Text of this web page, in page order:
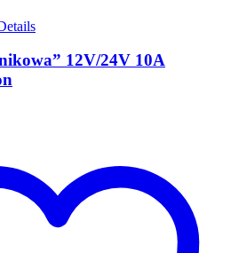
12V/24V 10A